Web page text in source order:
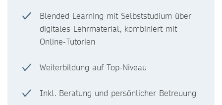
Blended Learning mit Selbststudium über
digitales Lehrmaterial, kombiniert mit
Online-Tutorien
Weiterbildung auf Top-Niveau
Inkl. Beratung und persönlicher Betreuung